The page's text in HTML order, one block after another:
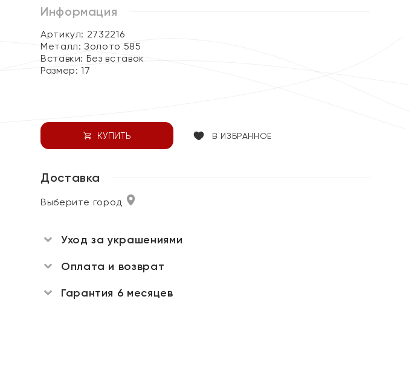
Информация
Артикул: 2732216
Металл:Золото 585
Вставки: Без вставок
Размер:17
КУПИТЬ В ИЗБРАННОЕ
Доставка
Выберите город
Уход за украшениями
Оплата и возврат
Гарантия 6 месяцев